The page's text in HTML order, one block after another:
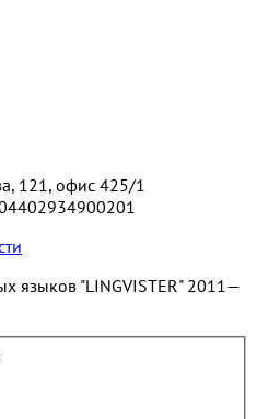
121, офис 425/1
языков "LINGVISTER" 2011—